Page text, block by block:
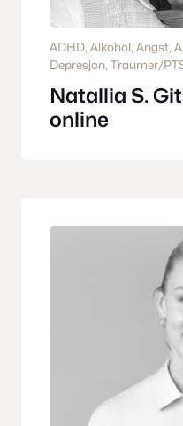
ADHD, Alkohol, Angst,
Depresjon, Traumer/
Natallia S.
online